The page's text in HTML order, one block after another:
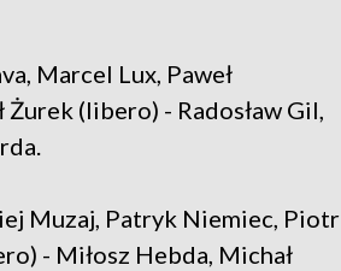
Marcel Lux, Paweł
Żurek (libero) - Radosław Gil,
Muzaj, Patryk Niemiec, Piotr
- Miłosz Hebda, Michał